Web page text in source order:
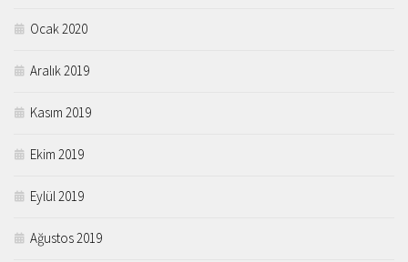
Ocak 2020
Aralık 2019
Kasım 2019
Ekim 2019
Eylül 2019
Ağustos 2019